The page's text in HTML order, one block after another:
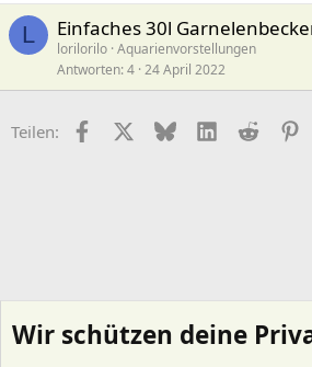
L Einfaches 30l
lorilorilo Aquarienvorstellungen
Antworten 4 24 April 2022
Teilen: FacebookX (Twitter)
BlueskyLinkedIn
Reddit
Wir schützen deine